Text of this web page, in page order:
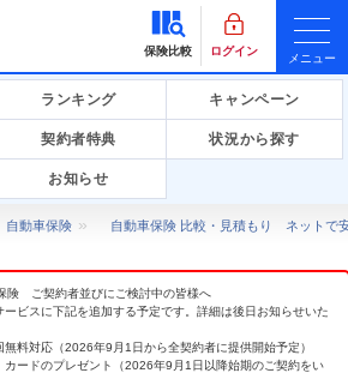
保険比較 ログイン
メニュー
ランキング キャンペーン
契約者特典 状況から探す
お知らせ
自動車保険 自動車保険 比較・見積もり ネットで
ご契約者並びにご検討中の皆様へ
ビスに下記を追加する予定です。詳細は後日お知らせいた
無料対応（2026年9月1日から全契約者に提供開始予定）
カードのプレゼント（2026年9月1日以降始期のご契約をい